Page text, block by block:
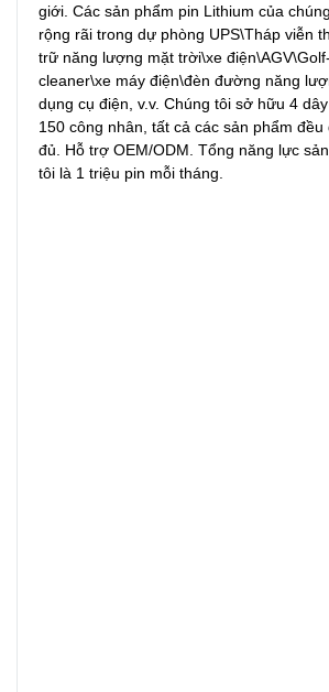
giới. Các sản phẩm pin Lithium của
rộng rãi trong dự phòng UPS\Tháp viễn
trữ năng lượng mặt trời\xe
cleaner\xe máy điện\đèn đường năng
dụng cụ điện, v.v. Chúng tôi sở hữu 4 dây
150 công nhân, tất cả các sản phẩm
đủ. Hỗ trợ OEM/ODM. Tổng năng lực
tôi là 1 triệu pin mỗi tháng.